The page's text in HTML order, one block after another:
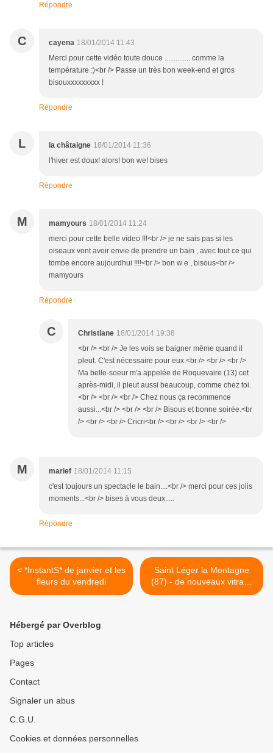
Répondre
C cayena 18/01/2014 11:43
Merci pour cette vidéo toute douce .............. comme la
température :)<br /> Passe un très bon week-end et gros
bisouxxxxxxxxx !
Répondre
L la châtaigne 18/01/2014 11:36
l'hiver est doux! alors! bon we! bises
Répondre
M mamyours 18/01/2014 11:24
merci pour cette belle video !!!<br /> je ne sais pas si les
oiseaux vont avoir envie de prendre un bain , avec tout ce qui
tombe encore aujourdhui !!!!<br /> bon w e , bisous<br />
mamyours
Répondre
C Christiane 18/01/2014 19:38
<br /> <br /> Je les vois se baigner même quand il
pleut. C'est nécessaire pour eux.<br /> <br /> <br />
Ma belle-soeur m'a appelée de Roquevaire (13) cet
après-midi, il pleut aussi beaucoup, comme chez toi.
<br /> <br /> <br /> Chez nous ça recommence
aussi...<br /> <br /> <br /> Bisous et bonne soirée.<br
/> <br /> <br /> Cricri<br /> <br /> <br /> <br />
M marief 18/01/2014 11:15
c'est toujours un spectacle le bain....<br /> merci pour ces jolis
moments...<br /> bises à vous deux.....
Répondre
< *InstantS* de janvier et les
fleurs du vendredi
Saint Léger la Montagne
(87) - de nouveaux vitraux
>
Hébergé par Overblog
Top articles
Pages
Contact
Signaler un abus
C.G.U.
Cookies et données personnelles